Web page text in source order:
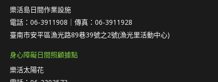
樂活島日間作業設施
電話：06-3911908｜傳真：06-3911928
臺南市安平區漁光路89巷39號之2號(漁光里活動中心)
身心障礙日間照顧據點
樂活太陽花